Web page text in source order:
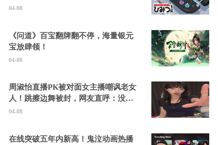
04-08
《问道》百宝翻牌翻不停，海量银元
宝放肆领！
04-08
周淑怡直播PK被对面女主播嘲讽老女
人！跳擦边舞被封，网友直呼：没边
硬擦封的好！
04-08
在线突破五年内新高！鬼泣动画热播